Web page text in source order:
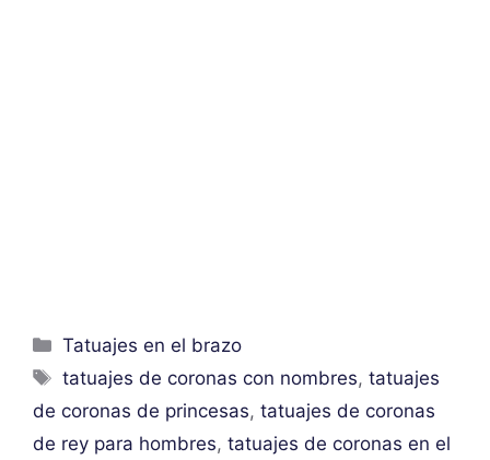
Categorías
Tatuajes en el brazo
Etiquetas
tatuajes de coronas con nombres,tatuajes
de coronas de princesas, tatuajes de coronas
de rey para hombres, tatuajes de coronas en el